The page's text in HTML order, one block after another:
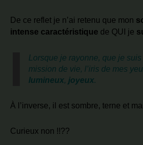
De ce reflet je n’ai retenu que mon
intense caractéristique de QUI je
Lorsque je rayonne, que je
mission de vie, l’iris de mes
lumineux, joyeux.
À l’inverse, il est sombre, terne et
Curieux non !!??